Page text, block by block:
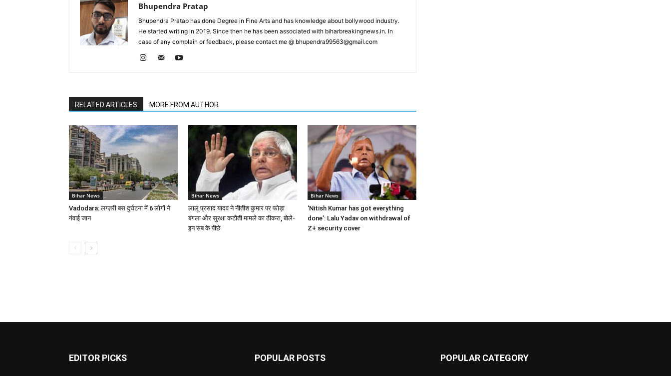
Bhupendra Pratap
Bhupendra Pratap has done Degree in Fine Arts and has knowledge about bollywood industry.
He started writing in 2019. Since then he has been associated with biharbreakingnews.in. In
case of any complain or feedback, please contact me @ bhupendra99563@gmail.com
RELATED ARTICLES MORE FROM AUTHOR
Bihar News
Vadodara: लग्ज़री बस दुर्घटना में 6 लोगों ने
गंवाई जान
Bihar News
लालू प्रसाद यादव ने नीतीश कुमार पर फोड़ा
बंगला और सुरक्षा कटौती मामले का ठीकरा, बोले-
इन सब के पीछे
Bihar News
‘Nitish Kumar has got everything
done’: Lalu Yadav on withdrawal of
Z+ security cover
EDITOR PICKS POPULAR POSTS POPULAR CATEGORY